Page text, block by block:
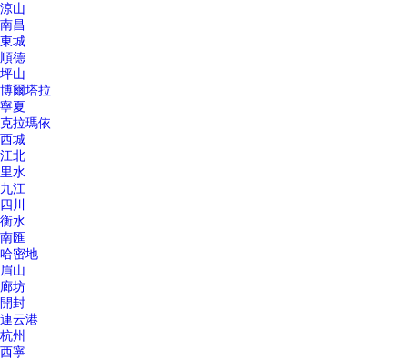
涼山
南昌
東城
順德
坪山
博爾塔拉
寧夏
克拉瑪依
西城
江北
里水
九江
四川
衡水
南匯
哈密地
眉山
廊坊
開封
連云港
杭州
西寧